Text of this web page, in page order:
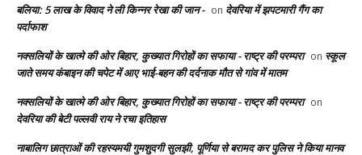
बलिया: 5 लाख के विवाद ने ली किन्नर रेखा की जान - on देवरिया में झपटमारी गैंग का
पर्दाफाश
नक्सलियों के खात्मे की ओर बिहार, कुख्यात गिरोहों का सफाया - राष्ट्र की परम्परा on स्कूल
जाते समय कंबाइन की चपेट में आए भाई-बहन की दर्दनाक मौत से गांव में मातम
नक्सलियों के खात्मे की ओर बिहार, कुख्यात गिरोहों का सफाया - राष्ट्र की परम्परा on
देवरिया की बेटी पल्लवी राय ने रचा इतिहास
नाबालिग छात्राओं की रहस्यमयी गुमशुदगी सुलझी, पूर्णिया से बरामद कर पुलिस ने किया मानव